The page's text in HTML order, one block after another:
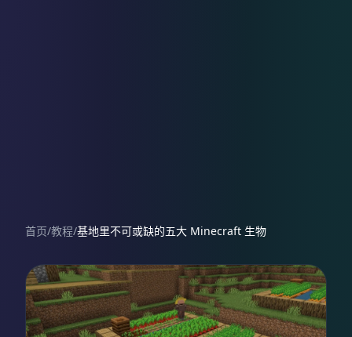
首页/教程/基地里不可或缺的五大 Minecraft 生物